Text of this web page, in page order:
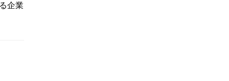
企業